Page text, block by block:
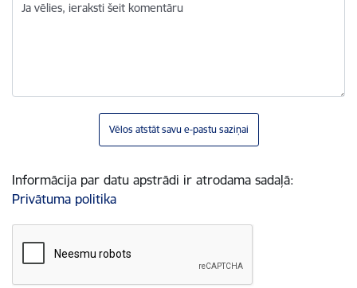
Ja vēlies, ieraksti šeit komentāru
Vēlos atstāt savu e-pastu saziņai
Informācija par datu apstrādi ir atrodama sadaļā:
Privātuma politika